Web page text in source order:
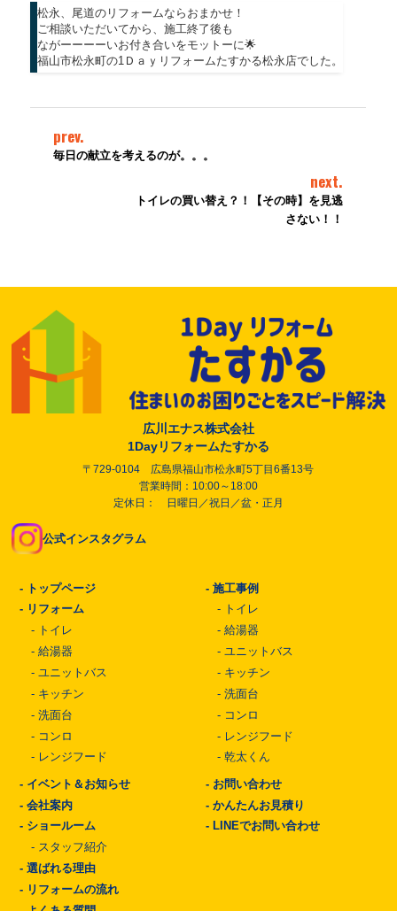
松永、尾道のリフォームならおまかせ！
ご相談いただいてから、施工終了後も
ながーーーーいお付き合いをモットーに🌟
福山市松永町の1Ｄａｙリフォームたすかる松永店でした。
prev.
毎日の献立を考えるのが。。。
next.
トイレの買い替え？！【その時】を見逃
さない！！
広川エナス株式会社
1Dayリフォームたすかる
〒729-0104 広島県福山市松永町5丁目6番13号
営業時間：10:00～18:00
定休日： 日曜日／祝日／盆・正月
公式インスタグラム
- トップページ
- リフォーム
- トイレ
- 給湯器
- ユニットバス
- キッチン
- 洗面台
- コンロ
- レンジフード
-施工事例
- トイレ
-給湯器
-ユニットバス
- キッチン
-洗面台
- コンロ
- レンジフード
-乾太くん
- イベント＆お知らせ
- 会社案内
- ショールーム
- スタッフ紹介
- 選ばれる理由
- リフォームの流れ
- お問い合わせ
-かんたんお見積り
- LINEでお問い合わせ